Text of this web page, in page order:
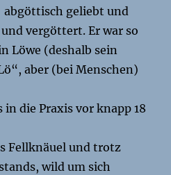
abgöttisch geliebt und
vergöttert. Er war so
Löwe (deshalb sein
aber (bei Menschen)
in die Praxis vor knapp 18
Fellknäuel und trotz
wild um sich